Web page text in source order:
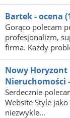
Bartek - ocena
Gorąco polecam
profesjonalizm,
firma. Każdy
Nowy Horyzont
Nieruchomości
Serdecznie
Website Style
niezwykle...